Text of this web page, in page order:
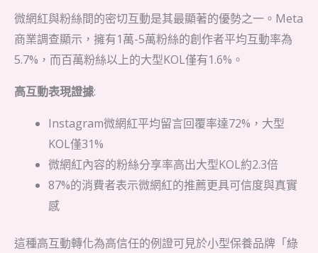
微網紅與粉絲間的密切互動是其最顯著的優勢之一。Meta
商業調查顯示，擁有1萬-5萬粉絲的創作者平均互動率為
5.7%，而百萬粉絲以上的大型KOL僅有1.6%。
高互動表現證據:
Instagram微網紅平均留言回覆率達72%，大型
KOL僅31%
微網紅內容的粉絲分享率高出大型KOL約2.3倍
87%的消費者表示微網紅的推薦更具可信度與真實
感
這種高互動轉化為高信任的例證可見於小型保養品牌「綠